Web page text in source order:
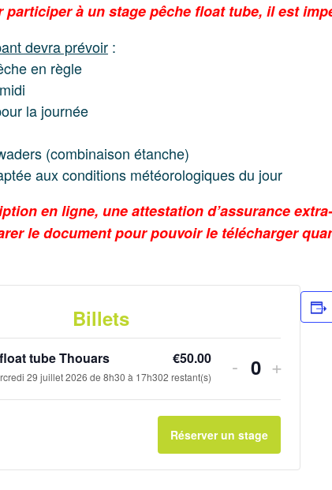
à un stage pêche float tube, il est
devra prévoir :
en règle
la journée
(combinaison étanche)
aux conditions météorologiques du jour
en ligne, une attestation d’assurance
le document pour pouvoir le télécharger
Billets
tube Thouars
29 juillet 2026 de 8h30 à 17h30
€50.00
2 restant(s)
Diminuer
la
quantité
de
billets
- Quantité
la
quantité
de
billets
+
Réserver un stage